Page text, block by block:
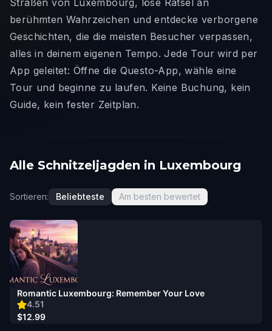
Straßen von Luxembourg, löse Rätsel an
berühmten Wahrzeichen und entdecke verborgene
Geschichten, die die meisten Besucher verpassen,
alles in deinem eigenen Tempo. Jede Tour wird per
App geleitet: Öffne die Questo-App, wähle eine
Tour und beginne zu laufen. Keine Buchung, kein
Guide, kein fester Zeitplan.
Alle Schnitzeljagden in Luxembourg
Sortieren: Beliebteste Am besten bewertet
4.51
Romantic Luxembourg: Remember Your Love
$12.99